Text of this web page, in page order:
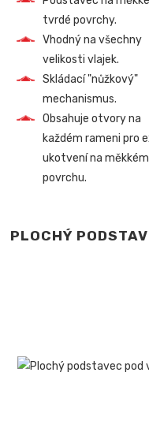
tvrdé povrchy.
Vhodný na všechny
velikosti vlajek.
Skládací "nůžkový"
mechanismus.
Obsahuje otvory na
každém rameni pro
ukotvení na měkkém
povrchu.
PLOCHÝ